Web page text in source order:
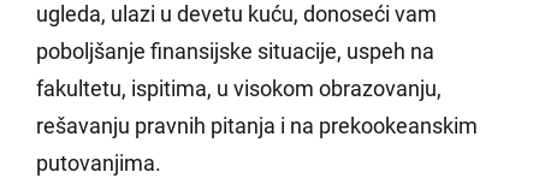
ugleda, ulazi u devetu kuću, donoseći vam
poboljšanje finansijske situacije, uspeh na
fakultetu, ispitima, u visokom obrazovanju,
rešavanju pravnih pitanja i na prekookeanskim
putovanjima.